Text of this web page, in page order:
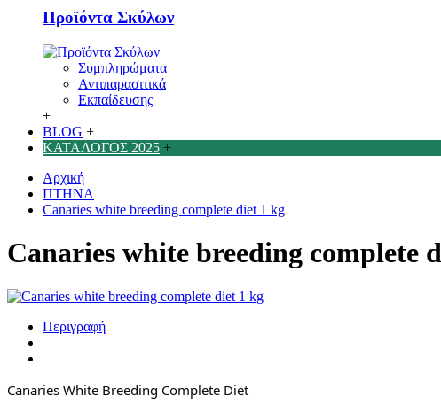
Προϊόντα Σκύλων
Συμπληρώματα
Αντιπαρασιτικά
Εκπαίδευσης
+
BLOG +
ΚΑΤΑΛΟΓΟΣ 2025 +
Αρχική
ΠΤΗΝΑ
Canaries white breeding complete diet 1 kg
Canaries white breeding complete
Περιγραφή
Canaries White Breeding Complete Diet